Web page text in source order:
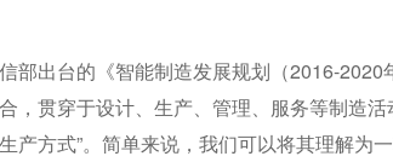
出台的《智能制造发展规划（2016-2020
，贯穿于设计、生产、管理、服务等制造
产方式”。简单来说，我们可以将其理解为